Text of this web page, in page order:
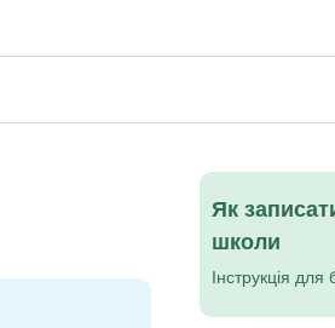
Як
школи
Інструкція для